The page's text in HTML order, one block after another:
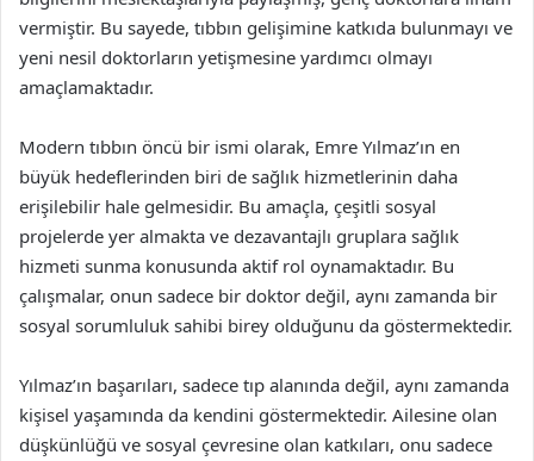
vermiştir. Bu sayede, tıbbın gelişimine katkıda bulunmayı ve
yeni nesil doktorların yetişmesine yardımcı olmayı
amaçlamaktadır.
Modern tıbbın öncü bir ismi olarak, Emre Yılmaz’ın en
büyük hedeflerinden biri de sağlık hizmetlerinin daha
erişilebilir hale gelmesidir. Bu amaçla, çeşitli sosyal
projelerde yer almakta ve dezavantajlı gruplara sağlık
hizmeti sunma konusunda aktif rol oynamaktadır. Bu
çalışmalar, onun sadece bir doktor değil, aynı zamanda bir
sosyal sorumluluk sahibi birey olduğunu da göstermektedir.
Yılmaz’ın başarıları, sadece tıp alanında değil, aynı zamanda
kişisel yaşamında da kendini göstermektedir. Ailesine olan
düşkünlüğü ve sosyal çevresine olan katkıları, onu sadece